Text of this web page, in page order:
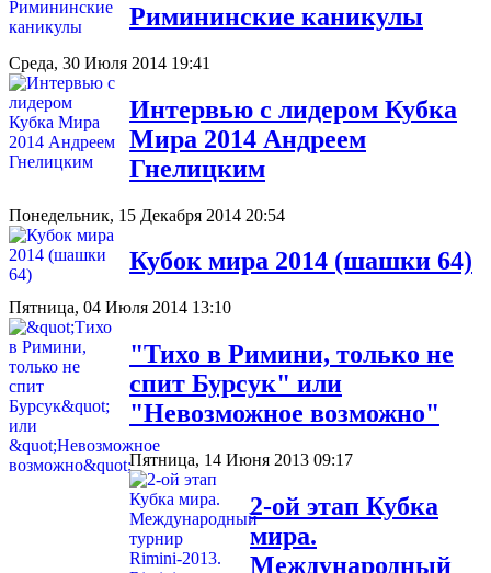
Римининские каникулы
Среда, 30 Июля 2014 19:41
Интервью с лидером Кубка
Мира 2014 Андреем
Гнелицким
Понедельник, 15 Декабря 2014 20:54
Кубок мира 2014 (шашки 64)
Пятница, 04 Июля 2014 13:10
"Тихо в Римини, только не
спит Бурсук" или
"Невозможное возможно"
Пятница, 14 Июня 2013 09:17
2-ой этап Кубка
мира.
Международный